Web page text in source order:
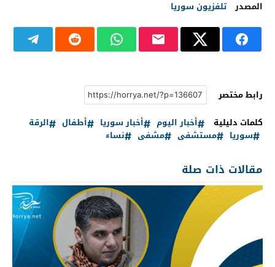
المصدر تلفزيون سوريا
رابط مختصر
كلمات دليلية
أخبار اليوم أخبار سوريا أطفال
الرقة
سوريا
مستشفى مشفى نساء
مقالات ذات صلة